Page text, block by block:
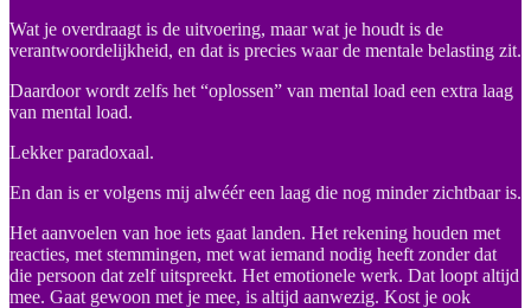
Wat je overdraagt is de uitvoering, maar wat je houdt is de
verantwoordelijkheid, en dat is precies waar de mentale belasting zit.
Daardoor wordt zelfs het “oplossen” van mental load een extra laag
van mental load.
Lekker paradoxaal.
En dan is er volgens mij alwéér een laag die nog minder zichtbaar is.
Het aanvoelen van hoe iets gaat landen. Het rekening houden met
reacties, met stemmingen, met wat iemand nodig heeft zonder dat
die persoon dat zelf uitspreekt. Het emotionele werk. Dat loopt altijd
mee. Gaat gewoon met je mee, is altijd aanwezig. Kost je ook